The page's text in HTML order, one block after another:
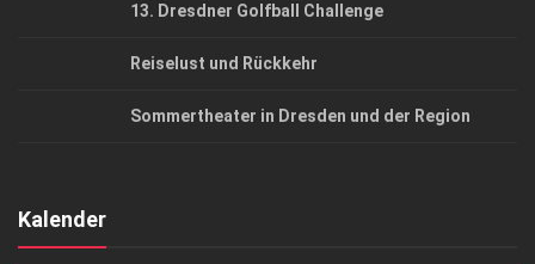
13. Dresdner Golfball Challenge
Reiselust und Rückkehr
Sommertheater in Dresden und der Region
Kalender